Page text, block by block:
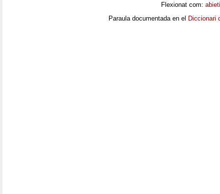
Flexionat com:
Paraula documentada en el Diccionari